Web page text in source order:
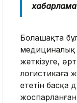
Болашақта
медициналық
жеткізуге,
логистикаға
ететін басқа